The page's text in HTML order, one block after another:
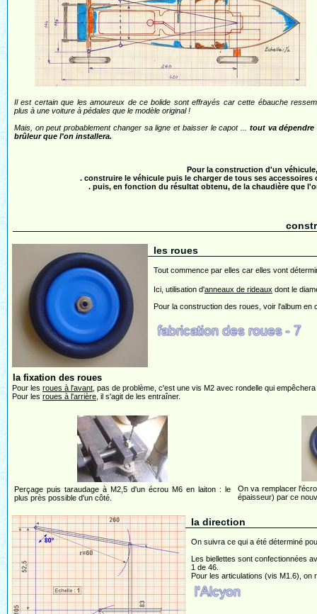
Il est certain que les amoureux de ce bolide sont effrayés car cette ébauche
plus à une voiture à pédales que le modèle original !
Mais, on peut probablement changer sa ligne et baisser le capot ... tout va dépendre
brûleur que l'on installera.
Pour la construction d'un
. construire le véhicule puis le charger de tous ses
. puis, en fonction du résultat obtenu, de la chaudière que
les roues
Tout commence par elles car elles vont
Ici, utilisation d'anneaux de rideaux dont le
Pour la construction des roues, voir l'album en
la fixation des roues
Pour les roues à l'avant , pas de problème, c'est une vis M2 avec rondelle qui
Pour les roues à l'arrière , il s'agit de les entraîner.
Perçage puis taraudage à M2,5 d'un écrou M6 en laiton : le
plus près possible d'un côté.
On va remplacer
épaisseur) par ce
la direction
On suivra ce qui a été déterminé
Les biellettes sont confectionnées
1 de 46.
Pour les articulations (vis M1.6), on